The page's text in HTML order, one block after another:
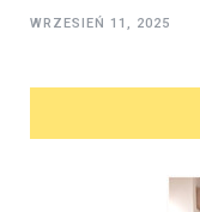
WRZESIEŃ 11, 2025